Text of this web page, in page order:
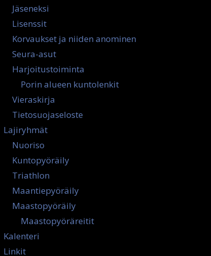
Jäseneksi
Lisenssit
Korvaukset ja niiden anominen
Seura-asut
Harjoitustoiminta
Porin alueen kuntolenkit
Vieraskirja
Tietosuojaseloste
Lajiryhmät
Nuoriso
Kuntopyöräily
Triathlon
Maantiepyöräily
Maastopyöräily
Maastopyöräreitit
Kalenteri
Linkit